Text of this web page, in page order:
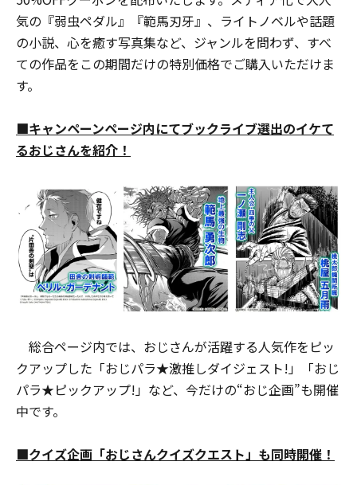
気の『弱虫ペダル』『範馬刃牙』、ライトノベルや話題
の小説、心を癒す写真集など、ジャンルを問わず、すべ
ての作品をこの期間だけの特別価格でご購入いただけま
す。
■キャンペーンページ内にてブックライブ選出のイケて
るおじさんを紹介！
総合ページ内では、おじさんが活躍する人気作をピッ
クアップした「おじパラ★激推しダイジェスト!」「おじ
パラ★ピックアップ!」など、今だけの“おじ企画”も開催
中です。
■クイズ企画「おじさんクイズクエスト」も同時開催！